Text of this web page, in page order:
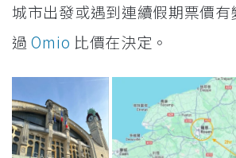
城市出發或遇到連續假期票價
過Omio 比價在決定。